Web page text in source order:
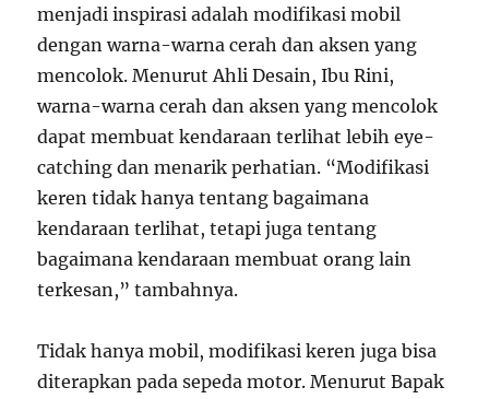
menjadi inspirasi adalah modifikasi mobil
dengan warna-warna cerah dan aksen yang
mencolok. Menurut Ahli Desain, Ibu Rini,
warna-warna cerah dan aksen yang mencolok
dapat membuat kendaraan terlihat lebih eye-
catching dan menarik perhatian. “Modifikasi
keren tidak hanya tentang bagaimana
kendaraan terlihat, tetapi juga tentang
bagaimana kendaraan membuat orang lain
terkesan,” tambahnya.
Tidak hanya mobil, modifikasi keren juga bisa
diterapkan pada sepeda motor. Menurut Bapak